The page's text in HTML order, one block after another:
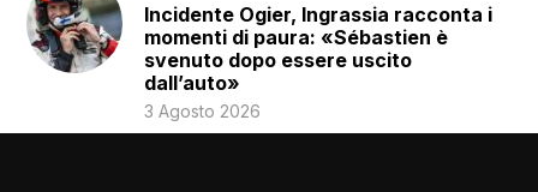
Incidente Ogier, Ingrassia racconta i
momenti di paura: «Sébastien è
svenuto dopo essere uscito
dall’auto»
3 Agosto 2026